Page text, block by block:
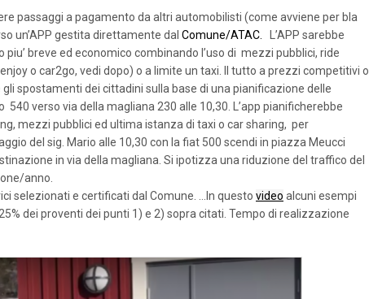
passaggi a pagamento da altri automobilisti (come avviene per bla
un’APP gestita direttamente dal Comune/ATAC.
L’APP sarebbe
breve ed economico combinando l’uso di mezzi pubblici, ride
o car2go, vedi dopo) o a limite un taxi. Il tutto a prezzi competitivi o
spostamenti dei cittadini sulla base di una pianificazione delle
verso via della magliana 230 alle 10,30. L’app pianificherebbe
mezzi pubblici ed ultima istanza di taxi o car sharing, per
del sig. Mario alle 10,30 con la fiat 500 scendi in piazza Meucci
in via della magliana. Si ipotizza una riduzione del traffico del
anno.
selezionati e certificati dal Comune. …In questo video alcuni esempi
dei proventi dei punti 1) e 2) sopra citati. Tempo di realizzazione